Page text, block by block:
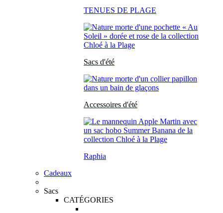
TENUES DE PLAGE
Sacs d'été
Accessoires d'été
Raphia
Cadeaux
Sacs
CATÉGORIES